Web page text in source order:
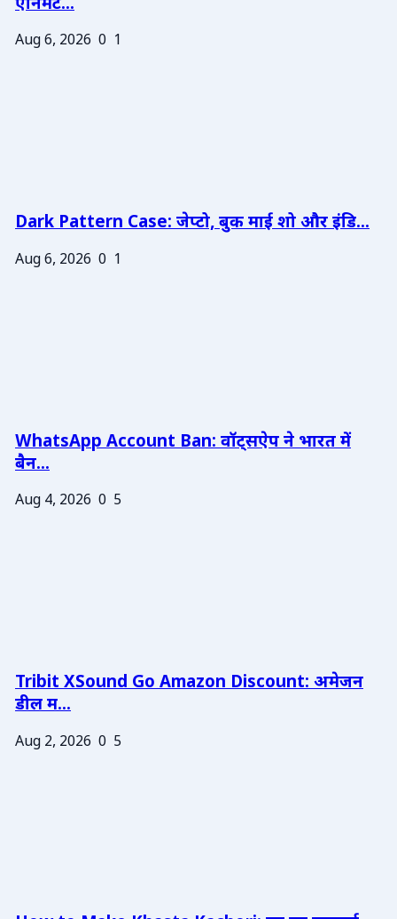
एनिमेट...
Aug 6, 2026 0 1
Dark Pattern Case: जेप्टो, बुक माई शो और इंडि...
Aug 6, 2026 0 1
WhatsApp Account Ban: वॉट्सऐप ने भारत में
बैन...
Aug 4, 2026 0 5
Tribit XSound Go Amazon Discount: अमेजन
डील म...
Aug 2, 2026 0 5